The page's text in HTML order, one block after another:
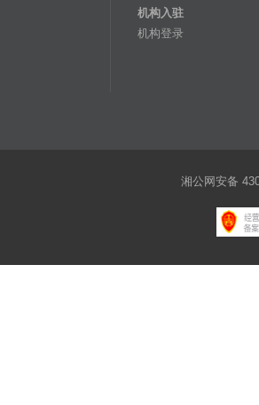
机构入驻
机构登录
湘公网安备